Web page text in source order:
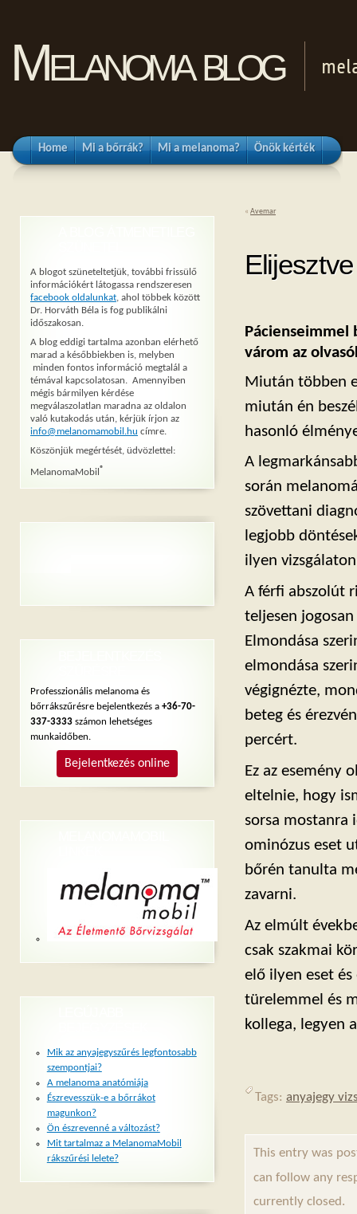
Melanoma blog
Home Mi a bőrrák? Mi a melanoma? Önök kérték
« Avemar
Elijesztve
Pácienseimmel
várom az
Miután többen
miután én
hasonló
A
során
szövettani
legjobb
ilyen
A férfi abszolút
teljesen
Elmondása
elmondása
végignézte,
beteg és
percért.
Ez az esemény
eltelnie, hogy
sorsa
ominózus eset
bőrén tanulta
zavarni.
Az elmúlt
csak szakmai
elő ilyen eset és
türelemmel és
kollega, legyen
Tags: anyajegy
This entry was
can follow any
currently closed.
A blogot szüneteltetjük, további frissülő
információkért látogassa rendszeresen
facebook oldalunkat, ahol többek között
Dr. Horváth Béla is fog publikálni
időszakosan.
A blog eddigi tartalma azonban elérhető
marad a későbbiekben is, melyben
minden fontos információ megtalál a
témával kapcsolatosan. Amennyiben
mégis bármilyen kérdése
megválaszolatlan maradna az oldalon
való kutakodás után, kérjük írjon az
info@melanomamobil.hu címre.
Köszönjük megértését, üdvözlettel:
MelanomaMobil®
Professzionális melanoma és
bőrrákszűrésre bejelentkezés a +36-70-
337-3333 számon lehetséges
munkaidőben.
Bejelentkezés online
Mik az anyajegyszűrés legfontosabb
szempontjai?
A melanoma anatómiája
Észrevesszük-e a bőrrákot
magunkon?
Ön észrevenné a változást?
Mit tartalmaz a MelanomaMobil
rákszűrési lelete?